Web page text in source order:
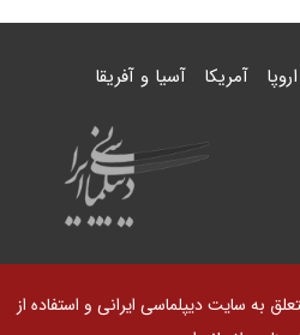
اروپا آمریکا آسیا و آفریقا
به سایت دیپلماسی ایرانی و استفاده از